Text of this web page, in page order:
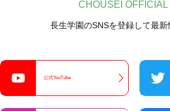
CHOUSEI OFFICIAL
長生学園のSNSを登録して最新
公式YouTube